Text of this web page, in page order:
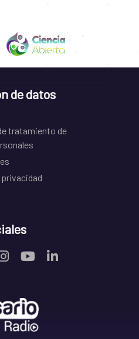
de datos
tratamiento de